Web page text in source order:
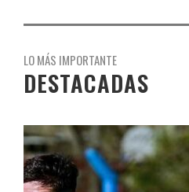
LO MÁS IMPORTANTE
DESTACADAS